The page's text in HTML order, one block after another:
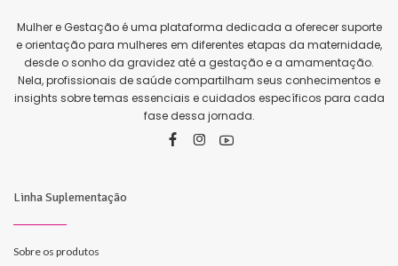
Mulher e Gestação é uma plataforma dedicada a oferecer suporte
e orientação para mulheres em diferentes etapas da maternidade,
desde o sonho da gravidez até a gestação e a amamentação.
Nela, profissionais de saúde compartilham seus conhecimentos e
insights sobre temas essenciais e cuidados específicos para cada
fase dessa jornada.
Linha Suplementação
Sobre os produtos